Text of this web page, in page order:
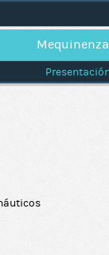
Mequinenza